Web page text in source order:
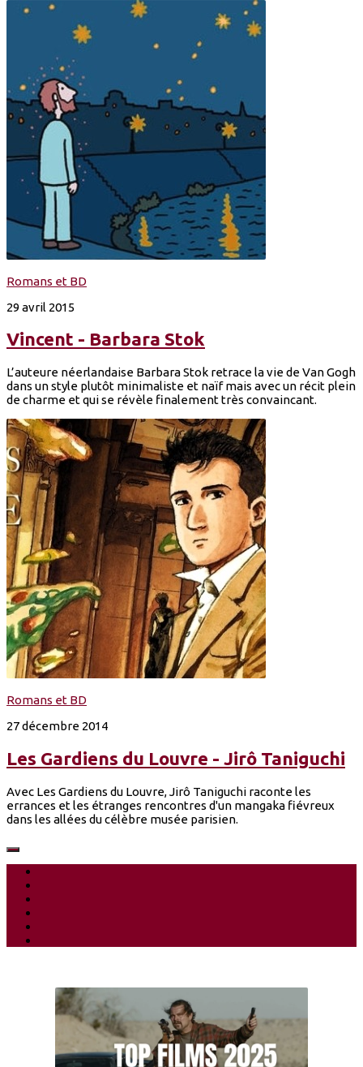
Romans et BD
29 avril 2015
Vincent - Barbara Stok
L’auteure néerlandaise Barbara Stok retrace la vie de Van Gogh
dans un style plutôt minimaliste et naïf mais avec un récit plein
de charme et qui se révèle finalement très convaincant.
Romans et BD
27 décembre 2014
Les Gardiens du Louvre - Jirô Taniguchi
Avec Les Gardiens du Louvre, Jirô Taniguchi raconte les
errances et les étranges rencontres d'un mangaka fiévreux
dans les allées du célèbre musée parisien.